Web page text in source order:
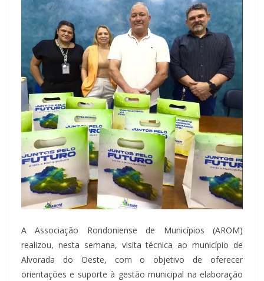
A Associação Rondoniense de Municípios (AROM)
realizou, nesta semana, visita técnica ao município de
Alvorada do Oeste, com o objetivo de oferecer
orientações e suporte à gestão municipal na elaboração